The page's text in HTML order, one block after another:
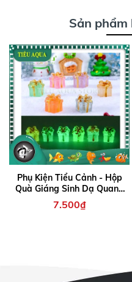
Sản phẩm
Phụ Kiện Tiểu Cảnh - Hộp
Quà Giáng Sinh Dạ Quang
(ZC-1055) - Tiểu Cảnh Trang
Trí Chậu Sen đá, Hồ Cá,
7.500₫